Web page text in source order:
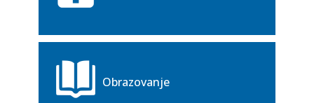
Obrazovanje